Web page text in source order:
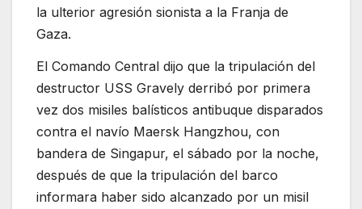
la ulterior agresión sionista a la Franja de
Gaza.
El Comando Central dijo que la tripulación del
destructor USS Gravely derribó por primera
vez dos misiles balísticos antibuque disparados
contra el navío Maersk Hangzhou, con
bandera de Singapur, el sábado por la noche,
después de que la tripulación del barco
informara haber sido alcanzado por un misil